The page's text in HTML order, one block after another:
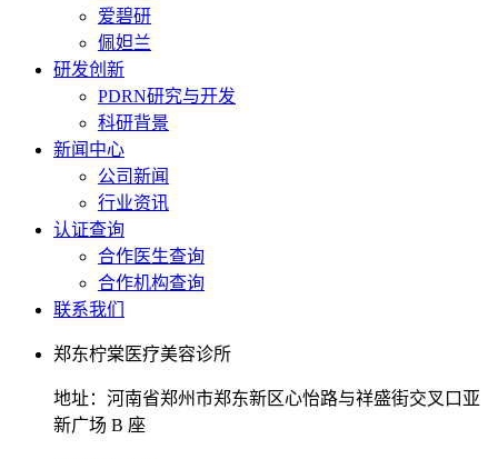
爱碧研
佩妲兰
研发创新
PDRN研究与开发
科研背景
新闻中心
公司新闻
行业资讯
认证查询
合作医生查询
合作机构查询
联系我们
郑东柠棠医疗美容诊所
地址：河南省郑州市郑东新区心怡路与祥盛街交叉口亚
新广场 B 座